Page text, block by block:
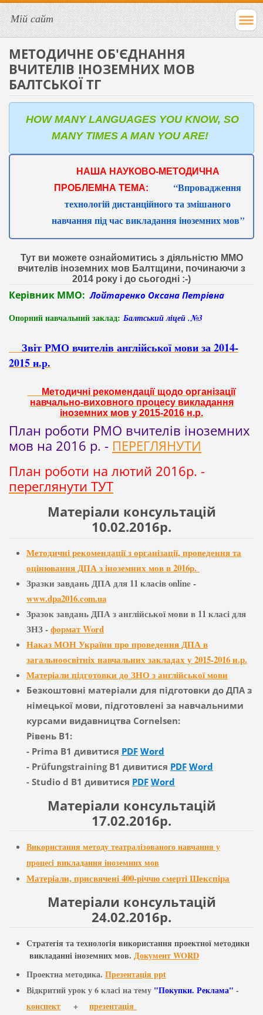
Мій сайт
МЕТОДИЧНЕ ОБ'ЄДНАННЯ
ВЧИТЕЛІВ ІНОЗЕМНИХ МОВ
БАЛТСЬКОЇ ТГ
HOW MANY LANGUAGES YOU KNOW, SO
MANY TIMES A MAN YOU ARE!
НАША НАУКОВО-МЕТОДИЧНА
ПРОБЛЕМНА ТЕМА:
“Впровадження
технологій дистанційного та змішаного
навчання під час викладання іноземних мов”
Тут ви можете ознайомитись з діяльністю ММО
вчителів іноземних мов Балтщини, починаючи з
2014 року і до сьогодні :-)
Керівник ММО: Лойтаренко Оксана Петрівна
Опорний навчальний заклад: Балтський ліцей .№3
Звіт РМО вчителів англійської мови за 2014-
2015 н.р.
Методичні рекомендації щодо організації
навчально-виховного процесу викладання
іноземних мов у 2015-2016 н.р.
План роботи РМО вчителів іноземних
мов на 2016 р. - ПЕРЕГЛЯНУТИ
План роботи на лютий 2016р. -
переглянути ТУТ
Матеріали консультацій
10.02.2016р.
Методичні рекомендації з організації, проведення та
оцінювання ДПА з іноземних мов в 2016р.
Зразки завдань ДПА для 11 класів online -
www.dpa2016.com.ua
Зразок завдань ДПА з англійської мови в 11 класі для
ЗНЗ -формат Word
Наказ МОН України про проведення ДПА в
загальноосвітніх навчальних закладах у 2015-2016 н.р.
Матеріали підготовки до ЗНО з англійської мови
Безкоштовні матеріали для підготовки до ДПА з
німецької мови, підготовлені за навчальними
курсами видавництва Cornelsen:
Рівень B1:
- Prima B1 дивитися PDF Word
- Prüfungstraining B1 дивитися PDF Word
- Studio d B1 дивитися PDF Word
Матеріали консультацій
17.02.2016р.
Використання методу театралізованого навчання у
процесі викладання іноземних мов
Матеріали, присвячені 400-річчю смерті Шекспіра
Матеріали консультацій
24.02.2016р.
Стратегія та технологія використання проектної методики
викладанні іноземних мов. Документ WORD
Проектна методика. Презентація ppt
Відкритий урок у 6 класі на тему "Покупки. Реклама" -
конспект+ презентація